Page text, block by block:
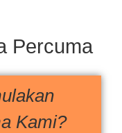
Percuma
Kami?